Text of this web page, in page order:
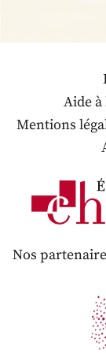
Aide
Mentions
Nos